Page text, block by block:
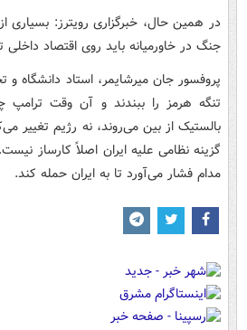
در همین حال، خبرگزاری رویترز: بسیاری
جنگ در خاورمیانه باید روی اقتصاد داخلی
پروفسور جان میرشایمر، استاد دانشگاه و
تنگه هرمز را ببندند و آن وقت ترامپ
بالستیک از بین می‌روند، نه رژیم تغییر
گزینه نظامی علیه ایران اصلاً کارساز
مدام فشار می‌آورد تا به ایران حمله کند.